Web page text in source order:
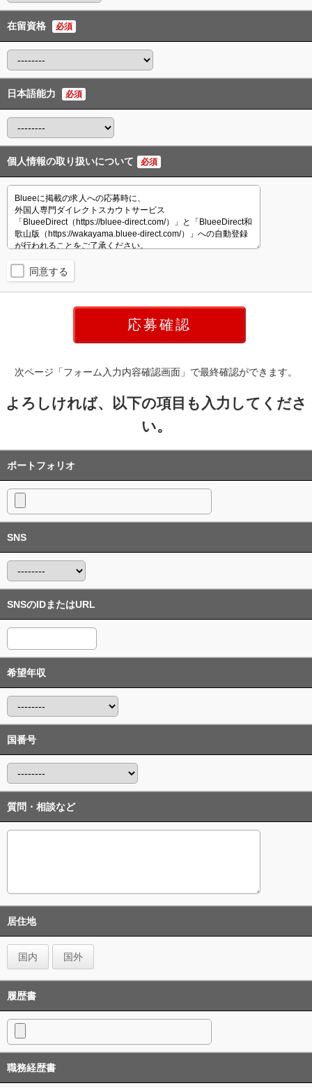
在留資格 必須
日本語能力 必須
個人情報の取り扱いについて 必須
同意する
次ページ「フォーム入力内容確認画面」で最終確認ができます。
よろしければ、以下の項目も入力してくださ
い。
ポートフォリオ
SNS
SNSのIDまたはURL
希望年収
国番号
質問・相談など
居住地
国内 国外
履歴書
職務経歴書